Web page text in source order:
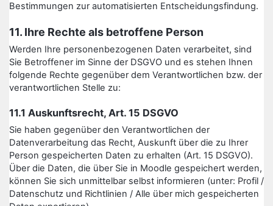
Bestimmungen zur automatisierten Entscheidungsfindung.
11. Ihre Rechte als betroffene Person
Werden Ihre personenbezogenen Daten verarbeitet, sind
Sie Betroffener im Sinne der DSGVO und es stehen Ihnen
folgende Rechte gegenüber dem Verantwortlichen bzw. der
verantwortlichen Stelle zu:
11.1 Auskunftsrecht, Art. 15 DSGVO
Sie haben gegenüber den Verantwortlichen der
Datenverarbeitung das Recht, Auskunft über die zu Ihrer
Person gespeicherten Daten zu erhalten (Art. 15 DSGVO).
Über die Daten, die über Sie in Moodle gespeichert werden,
können Sie sich unmittelbar selbst informieren (unter: Profil /
Datenschutz und Richtlinien / Alle über mich gespeicherten